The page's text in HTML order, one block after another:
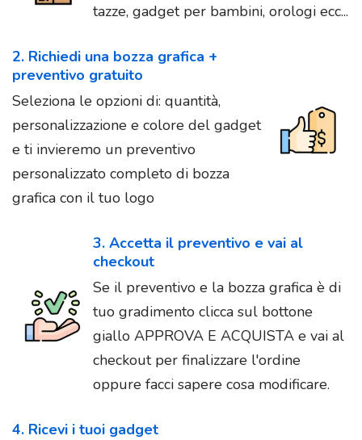
tazze, gadget per bambini, orologi ecc...
2. Richiedi una bozza grafica +
preventivo gratuito
Seleziona le opzioni di: quantità,
personalizzazione e colore del gadget
e ti invieremo un preventivo
personalizzato completo di bozza
grafica con il tuo logo
3. Accetta il preventivo e vai al
checkout
Se il preventivo e la bozza grafica è di
tuo gradimento clicca sul bottone
giallo APPROVA E ACQUISTA e vai al
checkout per finalizzare l'ordine
oppure facci sapere cosa modificare.
4. Ricevi i tuoi gadget